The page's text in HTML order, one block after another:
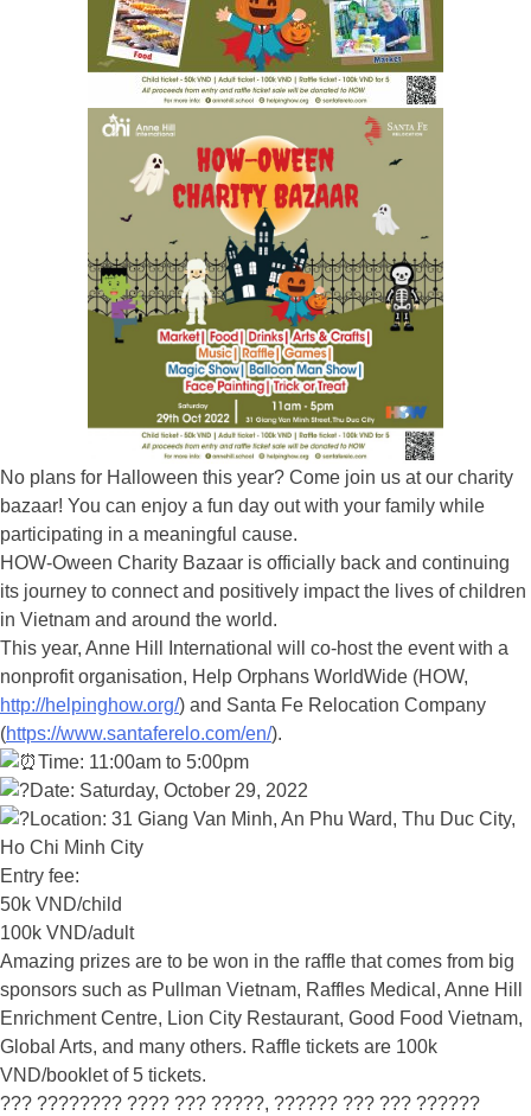
No plans for Halloween this year? Come join us at our charity
bazaar! You can enjoy a fun day out with your family while
participating in a meaningful cause.
HOW-Oween Charity Bazaar is officially back and continuing
its journey to connect and positively impact the lives of children
in Vietnam and around the world.
This year, Anne Hill International will co-host the event with a
nonprofit organisation, Help Orphans WorldWide (HOW,
http://helpinghow.org/) and Santa Fe Relocation Company
(https://www.santaferelo.com/en/).
Time: 11:00am to 5:00pm
Date: Saturday, October 29, 2022
Location: 31 Giang Van Minh, An Phu Ward, Thu Duc City,
Ho Chi Minh City
Entry fee:
50k VND/child
100k VND/adult
Amazing prizes are to be won in the raffle that comes from big
sponsors such as Pullman Vietnam, Raffles Medical, Anne Hill
Enrichment Centre, Lion City Restaurant, Good Food Vietnam,
Global Arts, and many others. Raffle tickets are 100k
VND/booklet of 5 tickets.
??? ???????? ???? ??? ?????, ?????? ??? ??? ??????